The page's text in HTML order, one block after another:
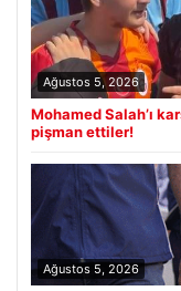
Ağustos 5, 2026
Mohamed Salah’ı
pişman ettiler!
Ağustos 5, 2026